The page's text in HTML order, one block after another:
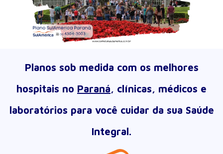
Planos sob medida com os melhores
hospitais no Paraná, clínicas, médicos e
laboratórios para você cuidar da sua Saúde
Integral.